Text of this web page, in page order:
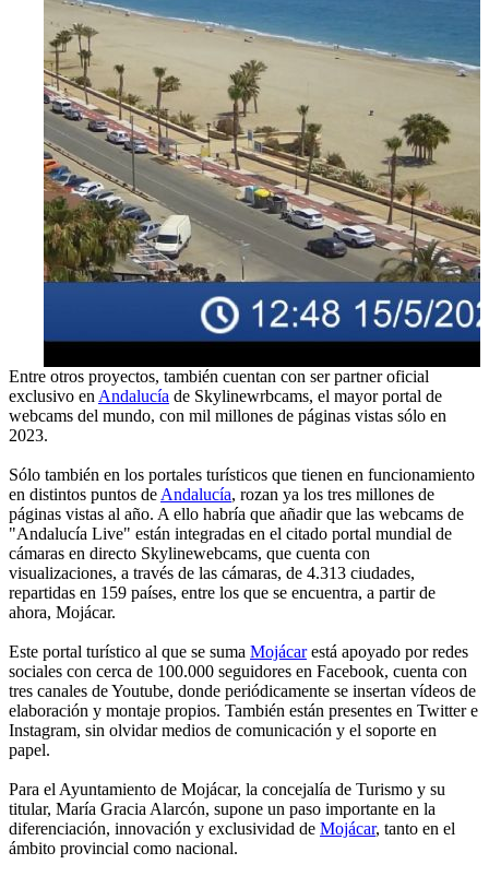
Entre otros proyectos, también cuentan con ser partner oficial
exclusivo en Andalucía de Skylinewrbcams, el mayor portal de
webcams del mundo, con mil millones de páginas vistas sólo en
2023.
Sólo también en los portales turísticos que tienen en funcionamiento
en distintos puntos de Andalucía, rozan ya los tres millones de
páginas vistas al año. A ello habría que añadir que las webcams de
"Andalucía Live" están integradas en el citado portal mundial de
cámaras en directo Skylinewebcams, que cuenta con
visualizaciones, a través de las cámaras, de 4.313 ciudades,
repartidas en 159 países, entre los que se encuentra, a partir de
ahora, Mojácar.
Este portal turístico al que se suma Mojácarestá apoyado por redes
sociales con cerca de 100.000 seguidores en Facebook, cuenta con
tres canales de Youtube, donde periódicamente se insertan vídeos de
elaboración y montaje propios. También están presentes en Twitter e
Instagram, sin olvidar medios de comunicación y el soporte en
papel.
Para el Ayuntamiento de Mojácar, la concejalía de Turismo y su
titular, María Gracia Alarcón, supone un paso importante en la
diferenciación, innovación y exclusividad de Mojácar, tanto en el
ámbito provincial como nacional.